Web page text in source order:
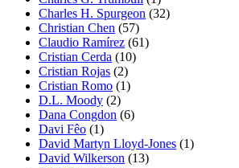
Charles H. Spurgeon (32)
Christian Chen (57)
Claudio Ramírez (61)
Cristian Cerda (10)
Cristian Rojas (2)
Cristian Romo (1)
D.L. Moody (2)
Dana Congdon (6)
Davi Fêo (1)
David Martyn Lloyd-Jones (1)
David Wilkerson (13)